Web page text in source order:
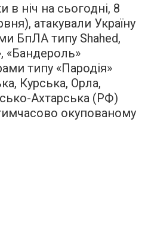
в ніч на сьогодні, 8
атакували Україну
БпЛА типу Shahed,
«Бандероль»
типу «Пародія»
Курська, Орла,
Ахтарська (РФ)
окупованому